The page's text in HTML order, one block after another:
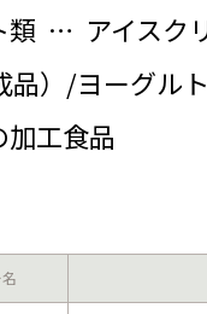
… アイスク
品）/ヨーグル
工食品